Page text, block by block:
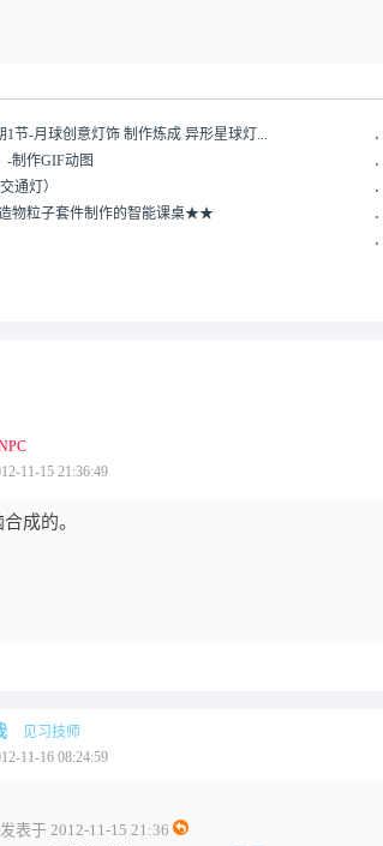
1节-月球创意灯饰 制作炼成 异形星球灯... ．
-制作GIF动图 ．
通灯） ．
物粒子套件制作的智能课桌★★ ．
．
11-15 21:36:49
成的。
见习技师
11-16 08:24:59
表于 2012-11-15 21:36